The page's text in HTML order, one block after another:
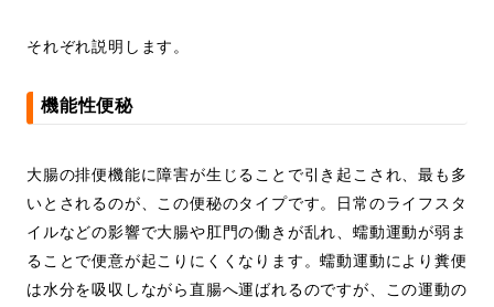
それぞれ説明します。
機能性便秘
大腸の排便機能に障害が生じることで引き起こされ、最も多
いとされるのが、この便秘のタイプです。日常のライフスタ
イルなどの影響で大腸や肛門の働きが乱れ、蠕動運動が弱ま
ることで便意が起こりにくくなります。蠕動運動により糞便
は水分を吸収しながら直腸へ運ばれるのですが、この運動の